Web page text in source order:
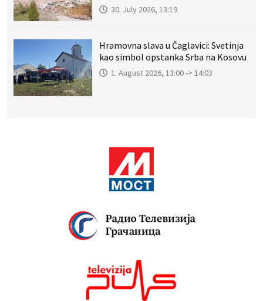
30. July 2026, 13:19
Hramovna slava u Čaglavici: Svetinja
kao simbol opstanka Srba na Kosovu
1. August 2026, 13:00 -> 14:03